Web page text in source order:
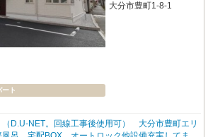
ート
大分市豊町1-8-1
（D.U-NET。回線工事後使用可） 大分市豊町エリ